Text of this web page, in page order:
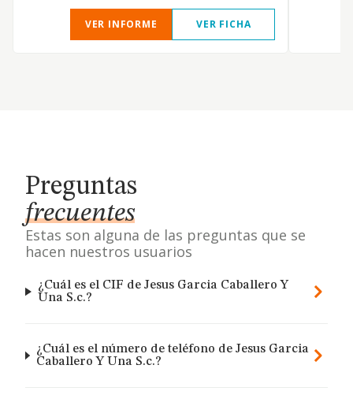
VER INFORME VER FICHA
Preguntas
frecuentes
Estas son alguna de las preguntas que se
hacen nuestros usuarios
¿Cuál es el CIF de Jesus Garcia Caballero Y
Una S.c.?
¿Cuál es el número de teléfono de Jesus Garcia
Caballero Y Una S.c.?